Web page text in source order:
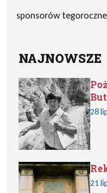
sponsorów
NAJNOWSZE
28
21